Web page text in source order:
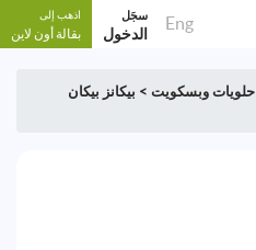
Eng سجَل
الدخول
اذهب إلى
بقالة أون لاين
حلويات وبسكويت > بيكانز بيكان